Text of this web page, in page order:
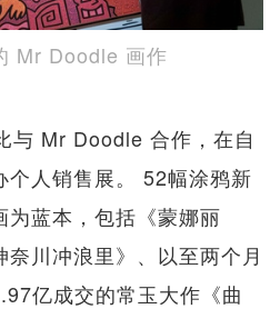
Mr Doodle 画作
与 Mr Doodle 合作，在自
个人销售展。 52幅涂鸦新
蓝本，包括《蒙娜丽
川冲浪里》、以至两个月
亿成交的常玉大作《曲